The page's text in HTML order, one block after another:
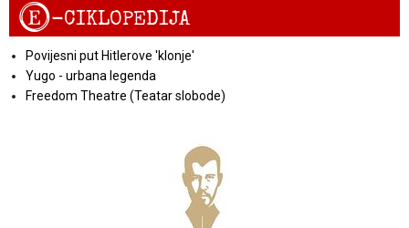
E-CIKLOPEDIJA
Povijesni put Hitlerove 'klonje'
Yugo - urbana legenda
Freedom Theatre (Teatar slobode)